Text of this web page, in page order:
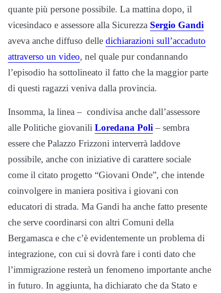
quante più persone possibile. La mattina dopo, il
vicesindaco e assessore alla Sicurezza Sergio Gandi
aveva anche diffuso delle dichiarazioni sull’accaduto
attraverso un video, nel quale pur condannando
l’episodio ha sottolineato il fatto che la maggior parte
di questi ragazzi veniva dalla provincia.
Insomma, la linea – condivisa anche dall’assessore
alle Politiche giovanili Loredana Poli – sembra
essere che Palazzo Frizzoni interverrà laddove
possibile, anche con iniziative di carattere sociale
come il citato progetto “Giovani Onde”, che intende
coinvolgere in maniera positiva i giovani con
educatori di strada. Ma Gandi ha anche fatto presente
che serve coordinarsi con altri Comuni della
Bergamasca e che c’è evidentemente un problema di
integrazione, con cui si dovrà fare i conti dato che
l’immigrazione resterà un fenomeno importante anche
in futuro. In aggiunta, ha dichiarato che da Stato e